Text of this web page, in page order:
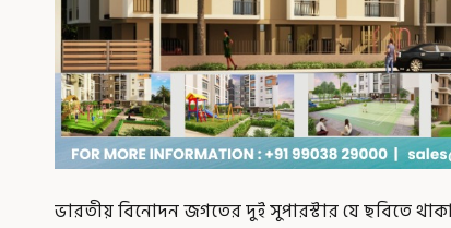
ভারতীয় বিনোদন জগতের দুই সুপারস্টার যে ছবিতে